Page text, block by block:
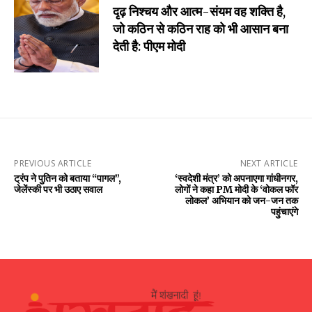
दृढ़ निश्चय और आत्म-संयम वह शक्ति है,
जो कठिन से कठिन राह को भी आसान बना
देती है: पीएम मोदी
PREVIOUS ARTICLE
ट्रंप ने पुतिन को बताया “पागल”,
जेलेंस्की पर भी उठाए सवाल
NEXT ARTICLE
‘स्वदेशी मंत्र’ को अपनाएगा गांधीनगर,
लोगों ने कहा PM मोदी के ‘वोकल फॉर
लोकल’ अभियान को जन-जन तक
पहुंचाएंगे